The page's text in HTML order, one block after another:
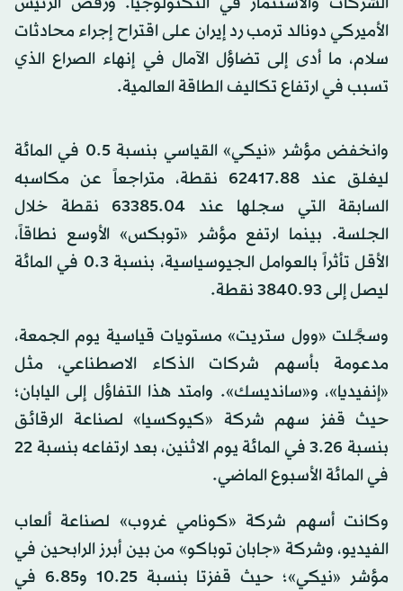
الأميركي دونالد ترمب رد إيران على اقتراح إجراء محادثات
سلام، ما أدى إلى تضاؤل الآمال في إنهاء الصراع الذي
تسبب في ارتفاع تكاليف الطاقة العالمية.
وانخفض مؤشر «نيكي» القياسي بنسبة 0.5 في المائة
ليغلق عند 62417.88 نقطة، متراجعاً عن مكاسبه
السابقة التي سجلها عند 63385.04 نقطة خلال
الجلسة. بينما ارتفع مؤشر «توبكس» الأوسع نطاقاً،
الأقل تأثراً بالعوامل الجيوسياسية، بنسبة 0.3 في المائة
ليصل إلى 3840.93 نقطة.
وسجَّلت «وول ستريت» مستويات قياسية يوم الجمعة،
مدعومة بأسهم شركات الذكاء الاصطناعي، مثل
«إنفيديا»، و«سانديسك». وامتد هذا التفاؤل إلى اليابان؛
حيث قفز سهم شركة «كيوكسيا» لصناعة الرقائق
بنسبة 3.26 في المائة يوم الاثنين، بعد ارتفاعه بنسبة 22
في المائة الأسبوع الماضي.
وكانت أسهم شركة «كونامي غروب» لصناعة ألعاب
الفيديو، وشركة «جابان توباكو» من بين أبرز الرابحين في
مؤشر «نيكي»؛ حيث قفزتا بنسبة 10.25 و6.85 في